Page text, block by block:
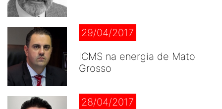
29/04/2017
ICMS na energia de Mato
Grosso
28/04/2017